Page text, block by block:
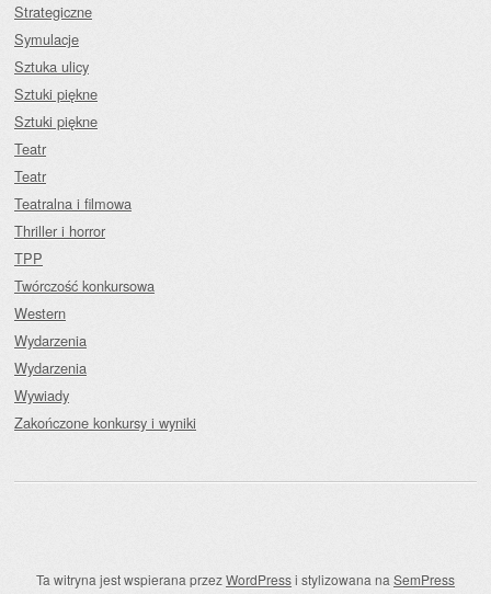
Strategiczne
Symulacje
Sztuka ulicy
Sztuki piękne
Sztuki piękne
Teatr
Teatr
Teatralna i filmowa
Thriller i horror
TPP
Twórczość konkursowa
Western
Wydarzenia
Wydarzenia
Wywiady
Zakończone konkursy i wyniki
Ta witryna jest wspierana przezWordPressi stylizowana na SemPress